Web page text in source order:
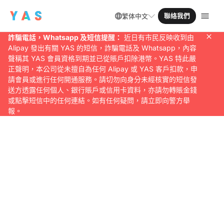
繁体中文 聯絡我們
詐騙電話，Whatsapp 及短信提醒： 近日有市民反映收到由
Alipay 發出有關 YAS 的短信，詐騙電話及 Whatsapp，內容
聲稱其 YAS 會員資格到期並已從賬戶扣除港幣。YAS 特此嚴
正聲明，本公司從未擅自為任何 Alipay 或 YAS 客戶扣款，申
請會員或進行任何開通服務。請切勿向身分未經核實的短信發
送方透露任何個人、銀行賬戶或信用卡資料，亦請勿轉賬金錢
或點擊短信中的任何連結。如有任何疑問，請立即向警方舉
報。